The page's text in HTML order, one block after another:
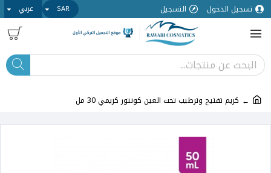
تسجيل الدخول التسجيل SAR عربي
كريم تفتيح وترطيب تحت العين كونتور كريمي 30 مل